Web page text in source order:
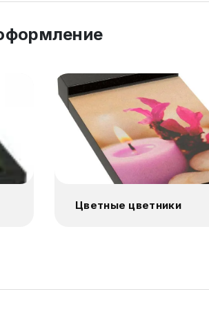
Цветные цветники